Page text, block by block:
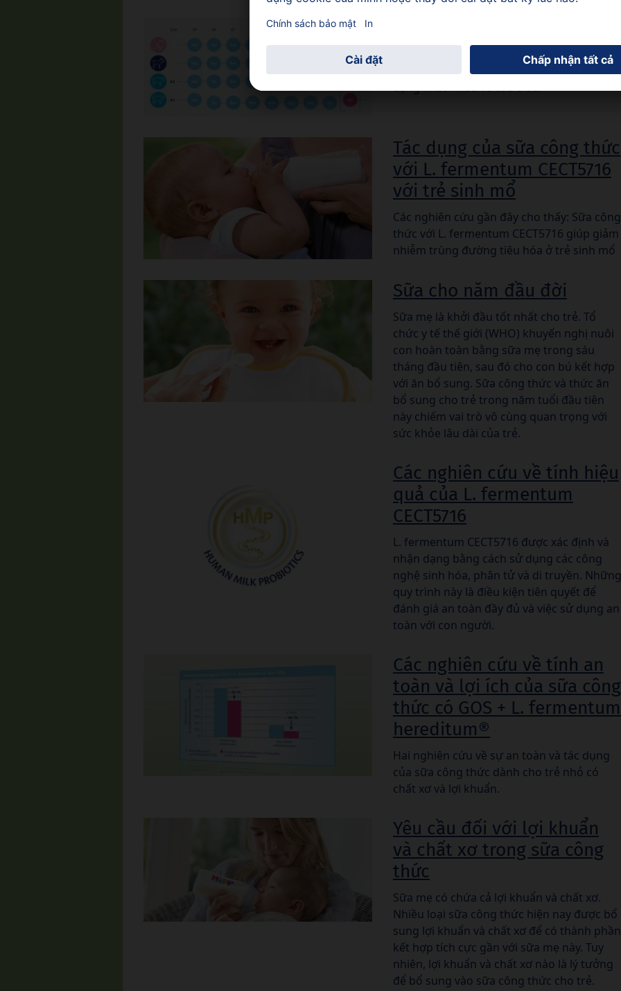
Sữa chứa các loại protein khác nhau, bao
gồm cả beta-casein có thể xuất hiện ở các
dạng khác nhau về cấu trúc.
Tác dụng của sữa công thức
với L. fermentum CECT5716
với trẻ sinh mổ
Các nghiên cứu gần đây cho thấy: Sữa công
thức với L. fermentum CECT5716 giúp giảm
nhiễm trùng đường tiêu hóa ở trẻ sinh mổ
Sữa cho năm đầu đời
Sữa mẹ là khởi đầu tốt nhất cho trẻ. Tổ
chức y tế thế giới (WHO) khuyến nghị nuôi
con hoàn toàn bằng sữa mẹ trong sáu
tháng đầu tiên, sau đó cho con bú kết hợp
với ăn bổ sung. Sữa công thức và thức ăn
bổ sung cho trẻ trong năm tuổi đầu tiên
này chiếm vai trò vô cùng quan trọng với
sức khỏe lâu dài của trẻ.
Các nghiên cứu về tính hiệu
quả của L. fermentum
CECT5716
L. fermentum CECT5716 được xác định và
nhận dạng bằng cách sử dụng các công
nghệ sinh hóa, phân tử và di truyền. Những
quy trình này là điều kiện tiên quyết để
đánh giá an toàn đầy đủ và việc sử dụng an
toàn với con người.
Các nghiên cứu về tính an
toàn và lợi ích của sữa công
thức có GOS + L. fermentum
hereditum®
Hai nghiên cứu về sự an toàn và tác dụng
của sữa công thức dành cho trẻ nhỏ có
chất xơ và lợi khuẩn.
Yêu cầu đối với lợi khuẩn
và chất xơ trong sữa công
thức
Sữa mẹ có chứa cả lợi khuẩn và chất xơ.
Nhiều loại sữa công thức hiện nay được bổ
sung lợi khuẩn và chất xơ để có thành phần
kết hợp tích cực gần với sữa mẹ này. Tuy
nhiên, lợi khuẩn và chất xơ nào là lý tưởng
để bổ sung vào sữa công thức cho trẻ.